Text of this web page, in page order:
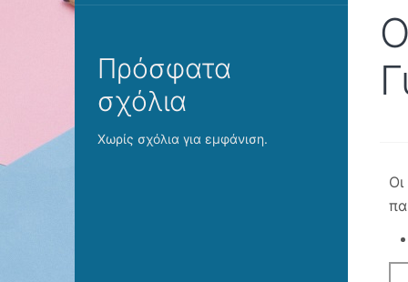
Πρόσφατα
σχόλια
Χωρίς σχόλια για εμφάνιση.